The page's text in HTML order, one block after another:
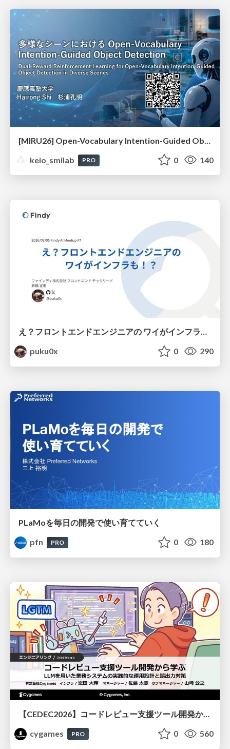
keio_smilab
PRO 0 140
え？フロントエンドエンジニアの ワイがインフラも！？
puku0x
0 290
PLaMoを毎日の開発で使い育てていく
pfn
PRO 0 180
【CEDEC2026】コードレビュー支援ツール開発から学ぶ：LLMを用いた業務システムの実践的な運用設計と誤出力対策
cygames
PRO 0 560